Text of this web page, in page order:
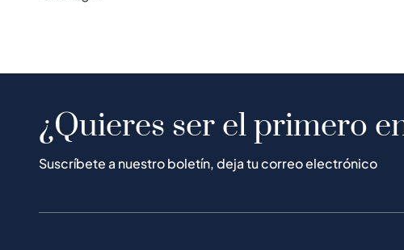
¿Quieres ser el primero
Suscríbete a nuestro boletín, deja tu correo electrónico